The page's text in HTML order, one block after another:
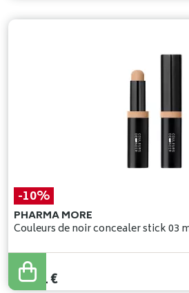
-10%
PHARMA MORE
Couleurs de noir concealer stick 03
29,90
26,91€